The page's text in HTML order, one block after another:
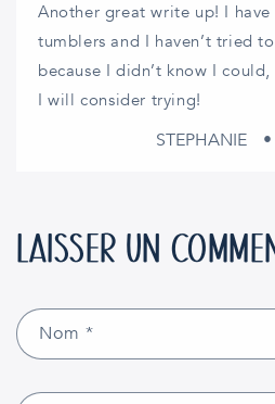
Another great write up! I have
tumblers and I haven’t tried
because I didn’t know I
I will consider trying!
STEPHANIE
LAISSER UN
Nom *